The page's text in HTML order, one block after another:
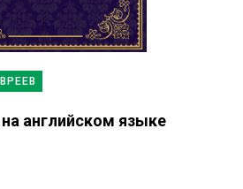
английском языке